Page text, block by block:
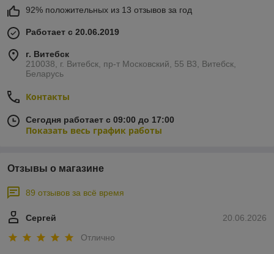
92% положительных из 13 отзывов за год
Работает с 20.06.2019
г. Витебск
210038, г. Витебск, пр-т Московский, 55 B3, Витебск,
Беларусь
Контакты
Сегодня работает с 09:00 до 17:00
Показать весь график работы
Отзывы о магазине
89 отзывов за всё время
20.06.2026
Сергей
Отлично